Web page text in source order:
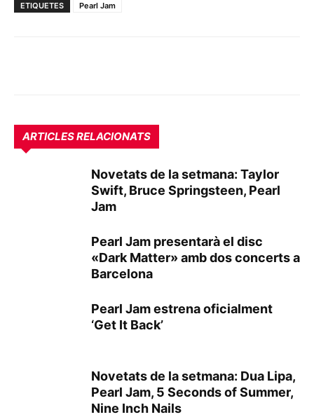
ETIQUETES Pearl Jam
ARTICLES RELACIONATS
Novetats de la setmana: Taylor
Swift, Bruce Springsteen, Pearl
Jam
Pearl Jam presentarà el disc
«Dark Matter» amb dos concerts a
Barcelona
Pearl Jam estrena oficialment
‘Get It Back’
Novetats de la setmana: Dua Lipa,
Pearl Jam, 5 Seconds of Summer,
Nine Inch Nails